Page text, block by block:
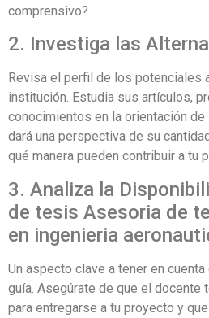
comprensivo?
2. Investiga las
Revisa el perfil de los potenciales
institución. Estudia sus artículos,
conocimientos en la orientación
dará una perspectiva de su
qué manera pueden contribuir a tu
3. Analiza la
de tesis Asesoria de
en ingenieria
Un aspecto clave a tener en
guía. Asegúrate de que el docente
para entregarse a tu proyecto y